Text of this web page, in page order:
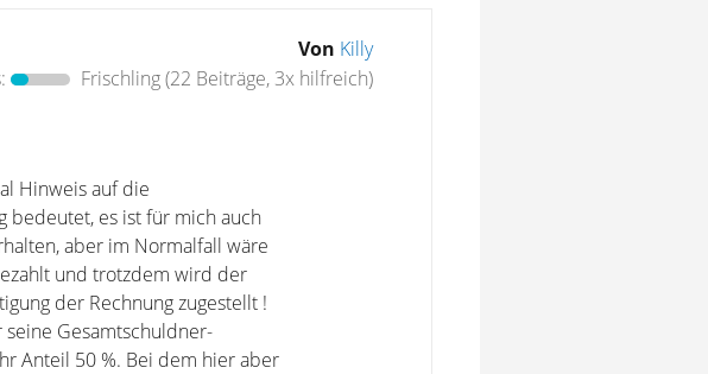
Von Killy
Frischling(22 Beiträge, 3x hilfreich)
Hinweis auf die
bedeutet, es ist für mich auch
aber im Normalfall wäre
und trotzdem wird der
der Rechnung zugestellt !
Gesamtschuldner-
Anteil 50 %. Bei dem hier aber